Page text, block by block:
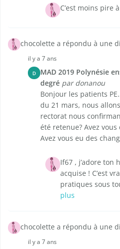
C’est moins pire
chocolette a répondu à une
il y a 7 ans
D
MAD 2019 Polynésie
degré par donanou
Bonjour les patients
du 21 mars, nous
rectorat nous
été retenue? Avez
Avez vous eu des
If67 , j’adore ton
acquise ! C’est
pratiques sous
plus
chocolette a répondu à une
il y a 7 ans